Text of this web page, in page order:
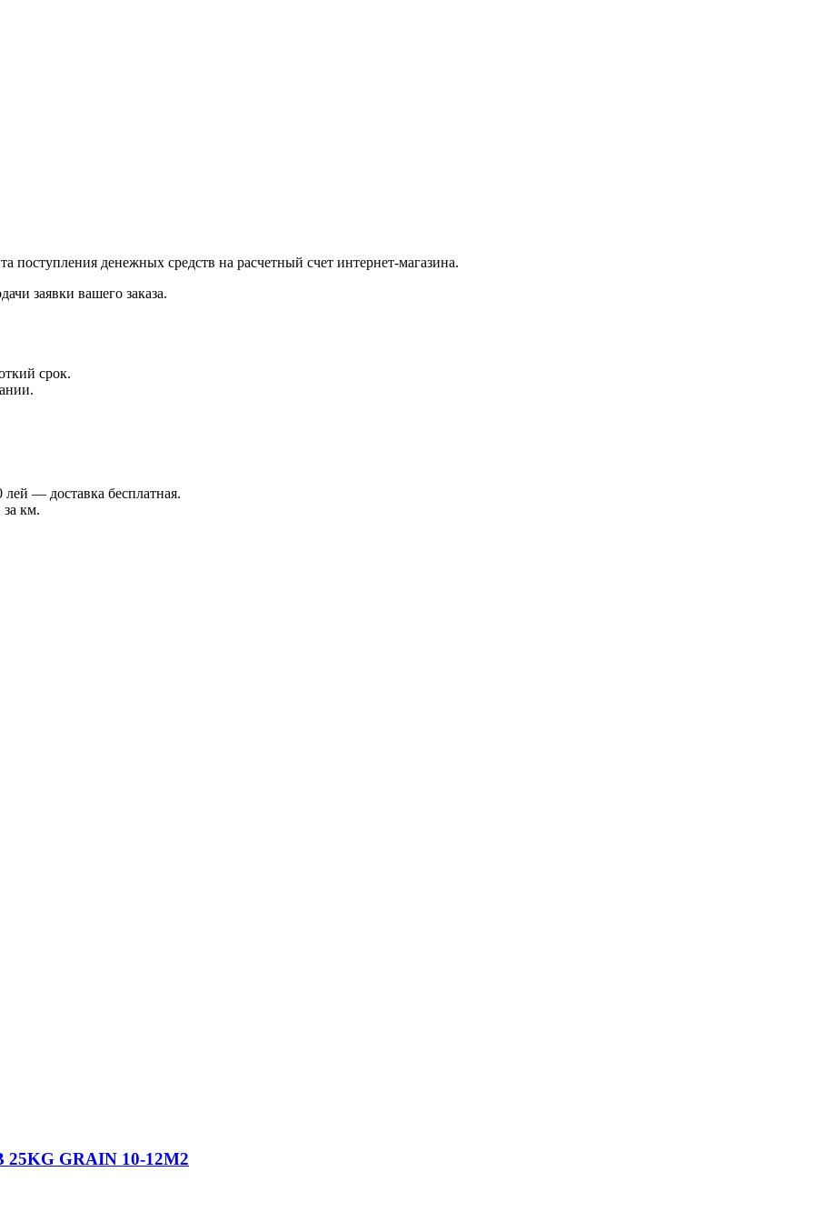
поступления денежных средств на расчетный счет интернет-магазина.
заявки вашего заказа.
срок.
— доставка бесплатная.
за км.
GRAIN 10-12M2